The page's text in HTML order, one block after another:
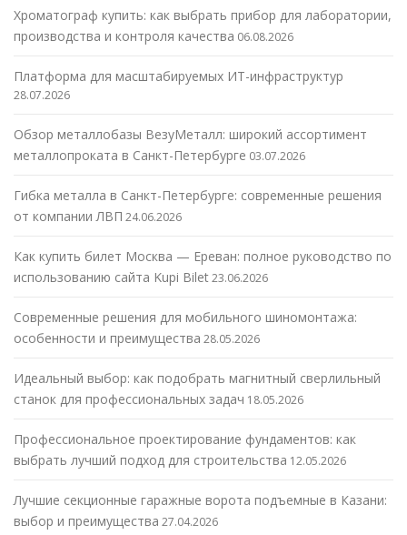
Хроматограф купить: как выбрать прибор для лаборатории,
производства и контроля качества 06.08.2026
Платформа для масштабируемых ИТ-инфраструктур
28.07.2026
Обзор металлобазы ВезуМеталл: широкий ассортимент
металлопроката в Санкт-Петербурге 03.07.2026
Гибка металла в Санкт-Петербурге: современные решения
от компании ЛВП 24.06.2026
Как купить билет Москва — Ереван: полное руководство по
использованию сайта Kupi Bilet23.06.2026
Современные решения для мобильного шиномонтажа:
особенности и преимущества 28.05.2026
Идеальный выбор: как подобрать магнитный сверлильный
станок для профессиональных задач 18.05.2026
Профессиональное проектирование фундаментов: как
выбрать лучший подход для строительства 12.05.2026
Лучшие секционные гаражные ворота подъемные в Казани:
выбор и преимущества 27.04.2026